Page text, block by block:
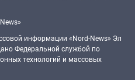
информации «Nord-News» Эл
Федеральной службой по
технологий и массовых